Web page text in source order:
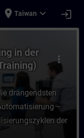
place Taiwan expand_more login
in
more_vert
in der
drängendsten
–
der